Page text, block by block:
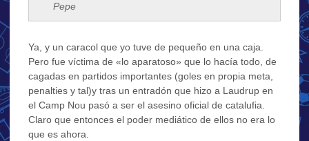
Pepe
Ya, y un caracol que yo tuve de pequeño en una caja.
Pero fue víctima de «lo aparatoso» que lo hacía todo, de
cagadas en partidos importantes (goles en propia meta,
penalties y tal)y tras un entradón que hizo a Laudrup en
el Camp Nou pasó a ser el asesino oficial de catalufia.
Claro que entonces el poder mediático de ellos no era lo
que es ahora.